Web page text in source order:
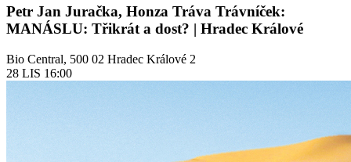
Petr Jan Juračka, Honza Tráva Trávníček:
MANÁSLU: Třikrát a dost? | Hradec Králové
Bio Central, 500 02 Hradec Králové 2
28 LIS 16:00